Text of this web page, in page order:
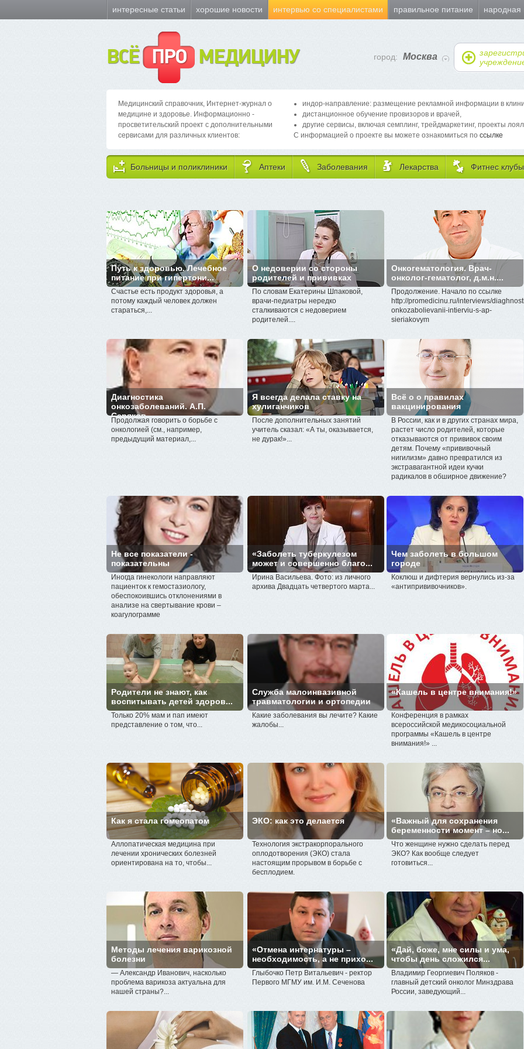
интересные статьи хорошие новости интервью со специалистами правильное питание
ВСЁ ПРО МЕДИЦИНУ город: Москва
Медицинский справочник, Интернет-журнал о
медицине и здоровье. Информационно -
просветительский проект с дополнительными
сервисами для различных клиентов:
индор-направление: размещение рекламной информации в
дистанционное обучение провизоров и врачей,
другие сервисы, включая семплинг, трейдмаркетинг, проекты
С информацией о проекте вы можете ознакомиться по ссылке
Больницы и поликлиники Аптеки Заболевания Лекарства Фитнес клубы
Путь к здоровью. Лечебное
питание при гипертони...
Счастье есть продукт здоровья, а
потому каждый человек должен
стараться,...
О недоверии со стороны
родителей и прививках
По словам Екатерины Шпаковой,
врачи-педиатры нередко
сталкиваются с недоверием
родителей....
Онкогематология. Врач-
онколог-гематолог, д.м.н....
Продолжение. Начало по ссылке
http://promedicinu.ru/interviews/
onkozabolievanii-intierviu-s-ap-
sieriakovym
Диагностика
онкозаболеваний. А.П.
Серяков
Продолжая говорить о борьбе с
онкологией (см., например,
предыдущий материал,...
Я всегда делала ставку на
хулиганчиков
После дополнительных занятий
учитель сказал: «А ты, оказывается,
не дурак!»...
Всё о о правилах
вакцинирования
В России, как и в других странах мира,
растет число родителей, которые
отказываются от прививок своим
детям. Почему «прививочный
нигилизм» давно превратился из
экстравагантной идеи кучки
радикалов в обширное движение?
Не все показатели -
показательны
Иногда гинекологи направляют
пациенток к гемостазиологу,
обеспокоившись отклонениями в
анализе на свертывание крови –
коагулограмме
«Заболеть туберкулезом
может и совершенно благо...
Ирина Васильева. Фото: из личного
архива Двадцать четвертого марта...
Чем заболеть в большом
городе
Коклюш и дифтерия вернулись из-за
«антипрививочников».
Родители не знают, как
воспитывать детей здоров...
Только 20% мам и пап имеют
представление о том, что...
Cлужба малоинвазивной
травматологии и ортопедии
Какие заболевания вы лечите? Какие
жалобы...
«Кашель в центре внимания!»
Конференция в рамках
всероссийской медикосоциальной
программы «Кашель в центре
внимания!» ...
Как я стала гомеопатом
Аллопатическая медицина при
лечении хронических болезней
ориентирована на то, чтобы...
ЭКО: как это делается
Технология экстракорпорального
оплодотворения (ЭКО) стала
настоящим прорывом в борьбе с
бесплодием.
«Важный для сохранения
беременности момент – но...
Что женщине нужно сделать перед
ЭКО? Как вообще следует
готовиться...
Методы лечения варикозной
болезни
— Александр Иванович, насколько
проблема варикоза актуальна для
нашей страны?...
«Отмена интернатуры –
необходимость, а не прихо...
Глыбочко Петр Витальевич - ректор
Первого МГМУ им. И.М. Сеченова
«Дай, боже, мне силы и ума,
чтобы день сложился...
Владимир Георгиевич Поляков -
главный детский онколог Минздрава
России, заведующий...